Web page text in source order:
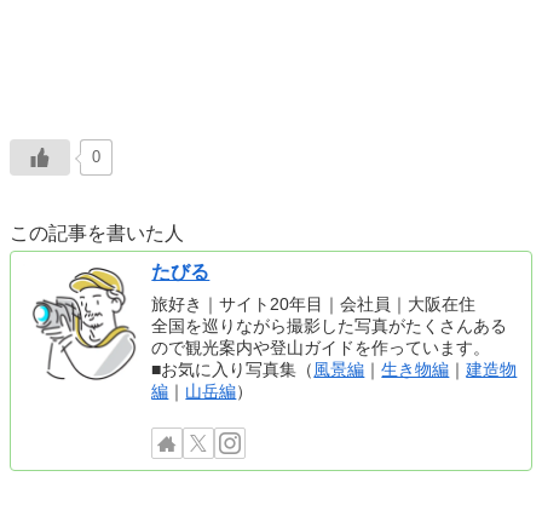
0
この記事を書いた人
たびる
旅好き｜サイト20年目｜会社員｜大阪在住
全国を巡りながら撮影した写真がたくさんある
ので観光案内や登山ガイドを作っています。
■お気に入り写真集（ 風景編 ｜生き物編 ｜建造物
編 ｜ 山岳編）